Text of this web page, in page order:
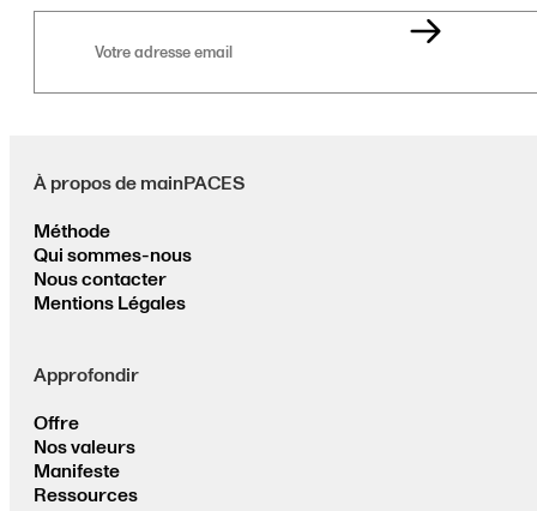
À propos de mainPACES
Méthode
Qui sommes-nous
Nous contacter
Mentions Légales
Approfondir
Offre
Nos valeurs
Manifeste
Ressources